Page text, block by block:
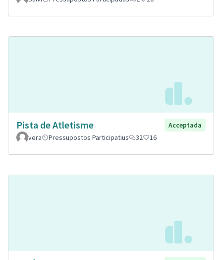
Pista de Atletisme
Acceptada
vera
Pressupostos Participatius 32 16